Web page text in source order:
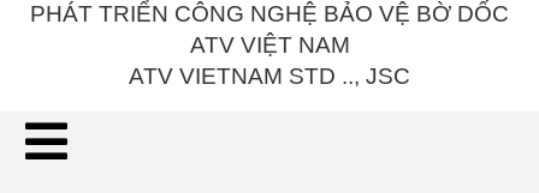
PHÁT TRIỂN CÔNG NGHỆ BẢO VỆ BỜ DỐC
ATV VIỆT NAM
ATV VIETNAM STD .., JSC